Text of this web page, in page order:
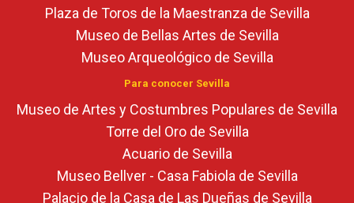
Plaza de Toros de la Maestranza de Sevilla
Museo de Bellas Artes de Sevilla
Museo Arqueológico de Sevilla
Para conocer Sevilla
Museo de Artes y Costumbres Populares de Sevilla
Torre del Oro de Sevilla
Acuario de Sevilla
Museo Bellver - Casa Fabiola de Sevilla
Palacio de la Casa de Las Dueñas de Sevilla